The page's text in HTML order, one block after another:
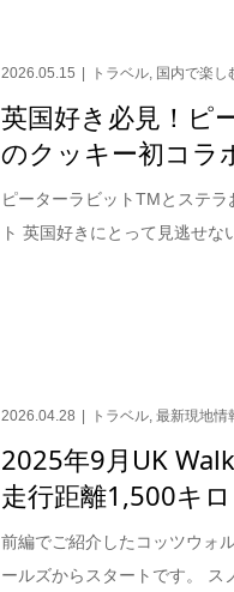
2026.05.15 トラベル, 国内で楽し
英国好き必見！ピ
のクッキー初コラ
ピーターラビットTMとステ
ト 英国好きにとって見逃せな
2026.04.28 トラベル ,最新現地情
2025年9月UK
走行距離1,500キロ
前編でご紹介したコッツウォ
ールズからスタートです。 ス